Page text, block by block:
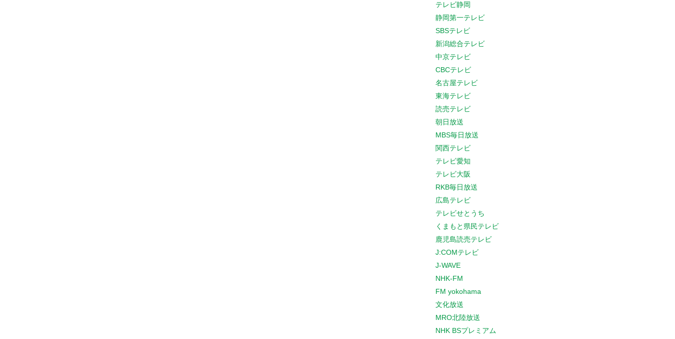
テレビ静岡
静岡第一テレビ
SBSテレビ
新潟総合テレビ
中京テレビ
CBCテレビ
名古屋テレビ
東海テレビ
読売テレビ
朝日放送
MBS毎日放送
関西テレビ
テレビ愛知
テレビ大阪
RKB毎日放送
広島テレビ
テレビせとうち
くまもと県民テレビ
鹿児島読売テレビ
J:COMテレビ
J-WAVE
NHK-FM
FM yokohama
文化放送
MRO北陸放送
NHK BSプレミアム